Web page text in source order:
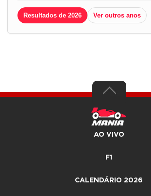
Resultados de 2026 Ver outros anos
AO VIVO
F1
CALENDÁRIO 2026